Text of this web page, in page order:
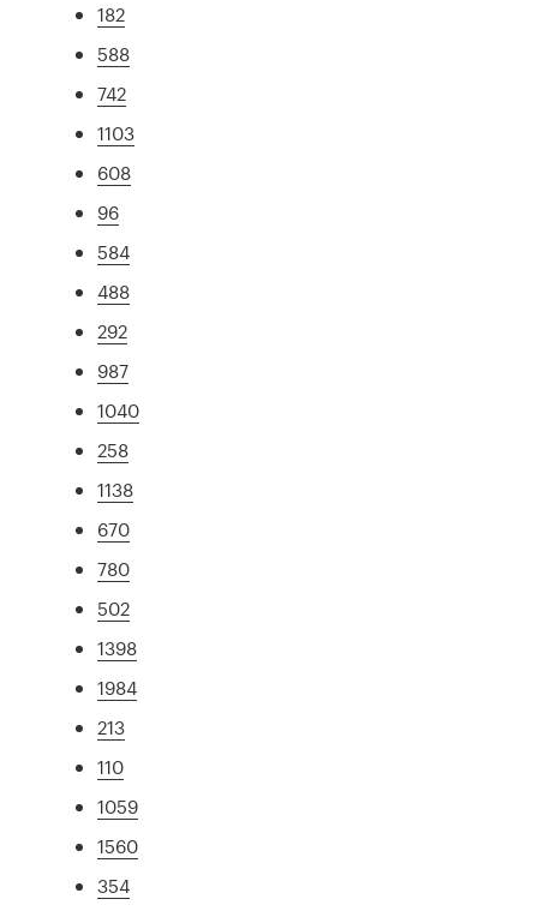
182
588
742
1103
608
96
584
488
292
987
1040
258
1138
670
780
502
1398
1984
213
110
1059
1560
354